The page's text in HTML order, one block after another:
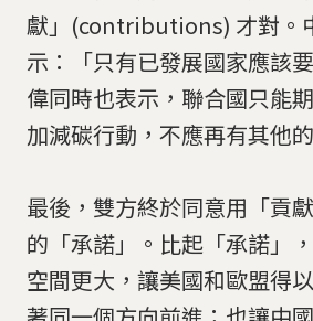
獻」(contributions) 才對。
示：「只有已發展國家應該
偉同時也表示，聯合國只能
加減碳行動，不應再有其他
最後，雙方終於同意用「貢
的「承諾」。比起「承諾」
空間更大，讓美國和歐盟得